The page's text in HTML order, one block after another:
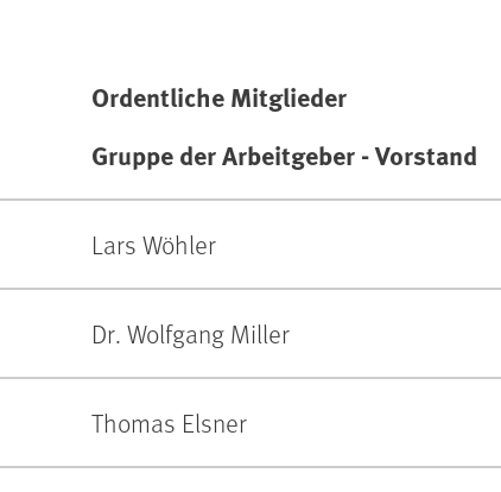
Ordentliche Mitglieder
Gruppe der Arbeitgeber - Vorstand
Lars Wöhler
Dr. Wolfgang Miller
Thomas Elsner